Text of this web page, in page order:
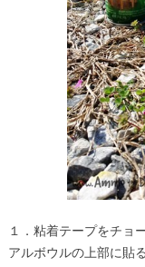
１．粘着テープをチョ
アルボウルの上部に貼る